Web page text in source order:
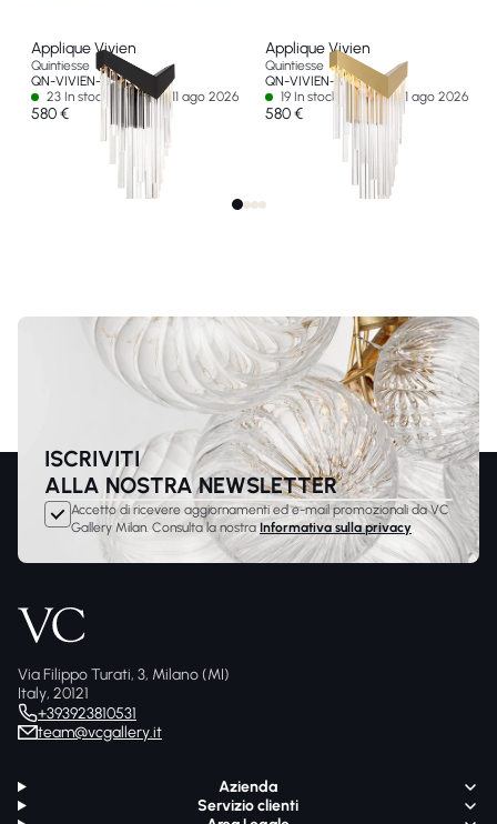
Applique Vivien
Quintiesse
QN-VIVIEN-1W-BK
23 In stock - Ships by 11 ago 2026
580 €
Applique Vivien
Quintiesse
QN-VIVIEN-1W-BG
19 In stock - Ships by 11 ago 2026
580 €
ISCRIVITI
ALLA NOSTRA NEWSLETTER
Accetto di ricevere aggiornamenti ed e-mail promozionali da VC
Gallery Milan. Consulta la nostra Informativa sulla privacy
Via Filippo Turati, 3, Milano (MI)
Italy, 20121
+393923810531
team@vcgallery.it
Azienda
Servizio clienti